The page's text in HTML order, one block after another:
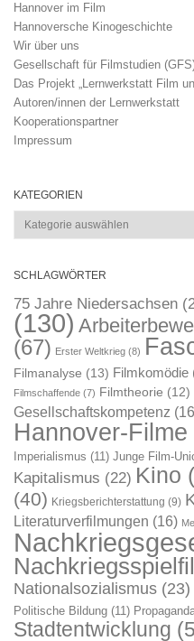
Hannover im Film
Hannoversche Kinogeschichte
Wir über uns
Gesellschaft für Filmstudien
Das Projekt „Lernwerkstatt Film
Autoren/innen der Lernwerkstatt
Kooperationspartner
Impressum
KATEGORIEN
Kategorien
SCHLAGWÖRTER
75 Jahre Niedersachsen
(130)
(67) Erster Weltkrieg (8)
Filmanalyse (13) Filmkomödie
Filmschaffende (7) Filmtheorie (12)
Gesellschaftskompetenz
Hannover-Filme
Imperialismus (11) Junge Film-
Kapitalismus (22) Kino
(40) Kriegsberichterstattung (9)
Literaturverfilmungen (16)
Nationalsozialismus (23)
Politische Bildung (11)
Stadtentwicklung